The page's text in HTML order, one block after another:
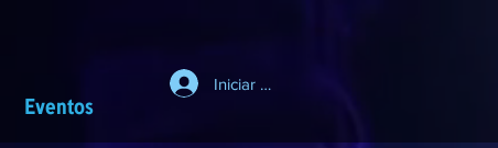
Eventos
Iniciar sesión